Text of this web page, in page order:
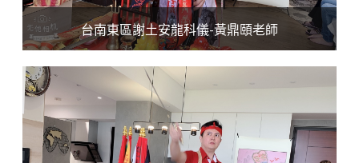
台南東區謝土安龍科儀-黃鼎頤老師